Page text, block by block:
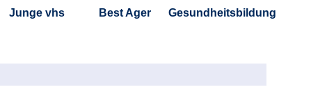
Junge vhs Best Ager Gesundheitsbildung